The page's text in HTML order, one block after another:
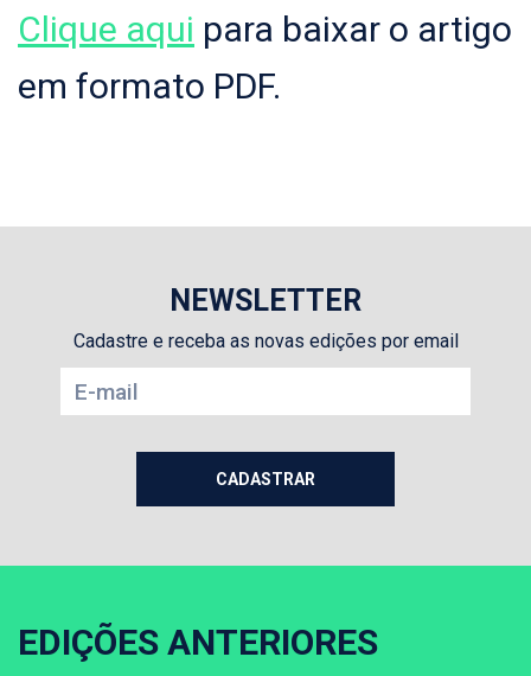
Clique aqui para baixar o artigo
em formato PDF.
NEWSLETTER
Cadastre e receba as novas edições por email
EDIÇÕES ANTERIORES